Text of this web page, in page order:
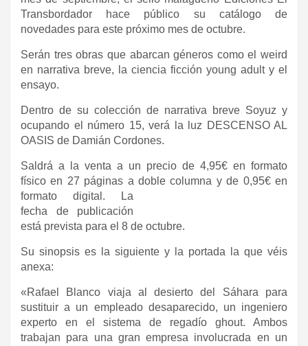
Transbordador hace público su catálogo de
novedades para este próximo mes de octubre.
Serán tres obras que abarcan géneros como el weird
en narrativa breve, la ciencia ficción young adult y el
ensayo.
Dentro de su colección de narrativa breve Soyuz y
ocupando el número 15, verá la luz DESCENSO AL
OASIS de Damián Cordones.
Saldrá a la venta a un precio de 4,95€ en formato
físico en 27 páginas a doble columna y de 0,95€ en
formato digital. La
fecha de publicación
está prevista para el 8 de octubre.
Su sinopsis es la siguiente y la portada la que véis
anexa:
«Rafael Blanco viaja al desierto del Sáhara para
sustituir a un empleado desaparecido, un ingeniero
experto en el sistema de regadío ghout. Ambos
trabajan para una gran empresa involucrada en un